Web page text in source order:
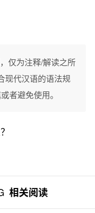
仅为注释/解读之所
现代汉语的语法规
者避免使用。
相关阅读